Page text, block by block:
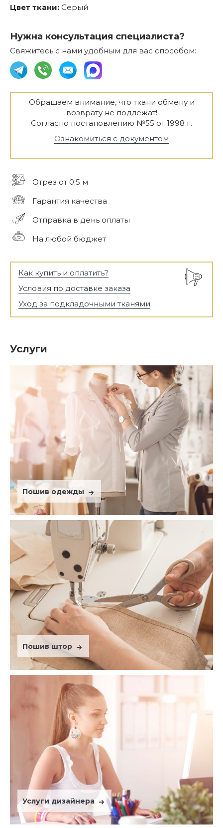
Цвет ткани: Серый
Нужна консультация специалиста?
Свяжитесь с нами удобным для вас способом:
Обращаем внимание, что ткани обмену и
возврату не подлежат!
Согласно постановлению №55 от 1998 г.
Ознакомиться с документом
Отрез от 0.5 м
Гарантия качества
Отправка в день оплаты
На любой бюджет
Как купить и оплатить?
Условия по доставке заказа
Уход за подкладочными тканями
Услуги
Пошив одежды
Пошив штор
Услуги дизайнера